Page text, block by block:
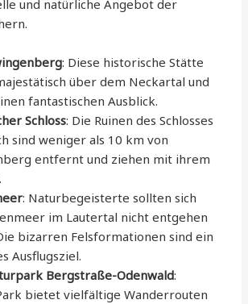
und natürliche Angebot der
: Diese historische Stätte
über dem Neckartal und
fantastischen Ausblick.
Schloss: Die Ruinen des Schlosses
sind weniger als 10 km von
entfernt und ziehen mit ihrem
: Naturbegeisterte sollten sich
im Lautertal nicht entgehen
bizarren Felsformationen sind ein
Ausflugsziel.
Bergstraße-Odenwald:
bietet vielfältige Wanderrouten